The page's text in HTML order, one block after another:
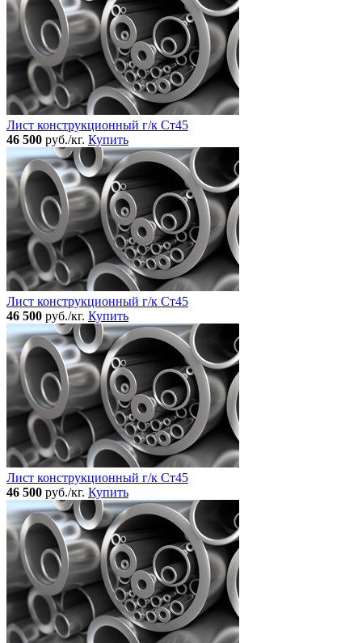
Лист конструкционный г/к Ст45
46 500 руб./кг. Купить
Лист конструкционный г/к Ст45
46 500 руб./кг. Купить
Лист конструкционный г/к Ст45
46 500 руб./кг. Купить